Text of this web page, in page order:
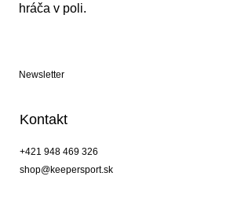
hráča v poli.
Newsletter
Kontakt
+421 948 469 326
shop@keepersport.sk